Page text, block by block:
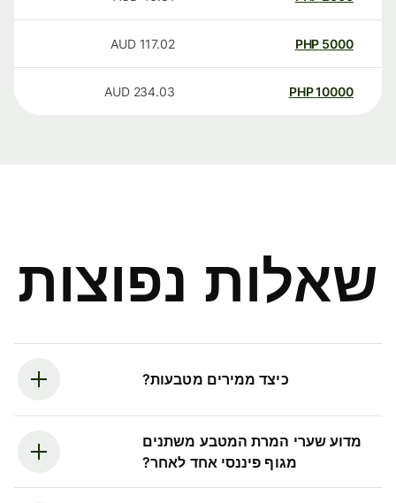
5000
PHP
117.02
AUD
10000
PHP
234.03
AUD
שאלות נפוצות
כיצד ממירים מטבעות?
מדוע שערי המרת המטבע משתנים
מגוף פיננסי אחד לאחר?